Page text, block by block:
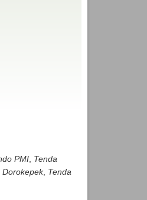
PMI, Tenda
Dorokepek, Tenda